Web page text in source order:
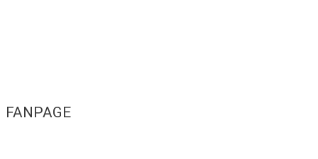
FANPAGE